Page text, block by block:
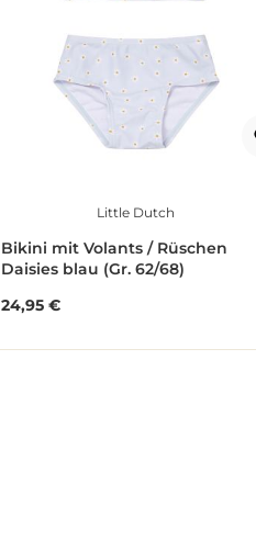
Little Dutch
Bikini mit Volants / Rüschen
Daisies blau (Gr. 62/68)
Regulärer Preis:
24,95 €